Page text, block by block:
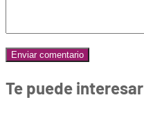
Te puede interesar